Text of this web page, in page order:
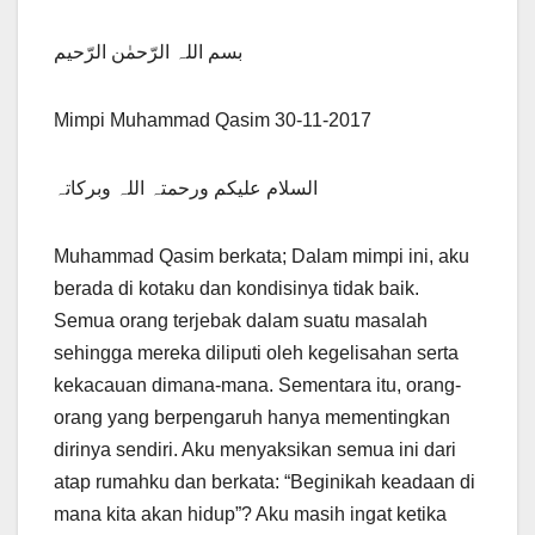
بسم اللہ الرّحمٰن الرّحیم
Mimpi Muhammad Qasim 30-11-2017
السلام علیکم ورحمتہ اللہ وبرکاتہ
Muhammad Qasim berkata; Dalam mimpi ini, aku
berada di kotaku dan kondisinya tidak baik.
Semua orang terjebak dalam suatu masalah
sehingga mereka diliputi oleh kegelisahan serta
kekacauan dimana-mana. Sementara itu, orang-
orang yang berpengaruh hanya mementingkan
dirinya sendiri. Aku menyaksikan semua ini dari
atap rumahku dan berkata: “Beginikah keadaan di
mana kita akan hidup”? Aku masih ingat ketika